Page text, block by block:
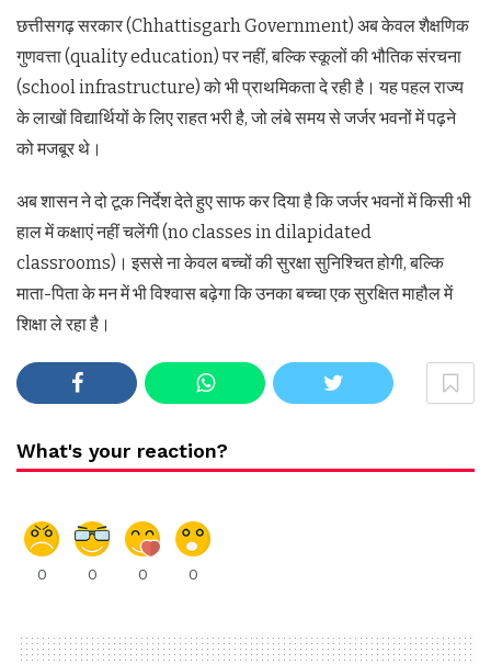
छत्तीसगढ़ सरकार (Chhattisgarh Government) अब केवल शैक्षणिक
गुणवत्ता (quality education) पर नहीं, बल्कि स्कूलों की भौतिक संरचना
(school infrastructure) को भी प्राथमिकता दे रही है। यह पहल राज्य
के लाखों विद्यार्थियों के लिए राहत भरी है, जो लंबे समय से जर्जर भवनों में पढ़ने
को मजबूर थे।
अब शासन ने दो टूक निर्देश देते हुए साफ कर दिया है कि जर्जर भवनों में किसी भी
हाल में कक्षाएं नहीं चलेंगी (no classes in dilapidated
classrooms)। इससे ना केवल बच्चों की सुरक्षा सुनिश्चित होगी, बल्कि
माता-पिता के मन में भी विश्वास बढ़ेगा कि उनका बच्चा एक सुरक्षित माहौल में
शिक्षा ले रहा है।
What's your reaction?
0 0 0 0